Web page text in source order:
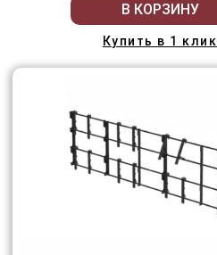
В КОРЗИНУ
Купить в 1 клик